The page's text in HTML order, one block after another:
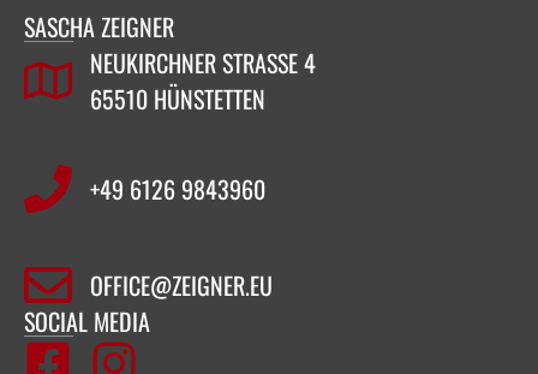
SASCHA ZEIGNER
NEUKIRCHNER STRASSE 4
65510 HÜNSTETTEN
+49 6126 9843960‬
OFFICE@ZEIGNER.EU
SOCIAL MEDIA